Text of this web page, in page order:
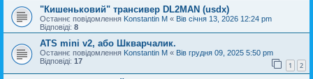
"Кишеньковий" трансивер DL2MAN (usdx)
Останнє повідомлення Konstantin M « Вів січня 13, 2026 12:24 pm
Відповіді: 8
ATS mini v2, або Шкварчалик.
Останнє повідомлення Konstantin M « Вів грудня 09, 2025 5:50 pm
Відповіді: 17 1 2